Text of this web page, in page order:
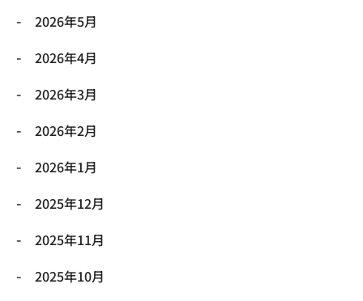
2026年5月
2026年4月
2026年3月
2026年2月
2026年1月
2025年12月
2025年11月
2025年10月